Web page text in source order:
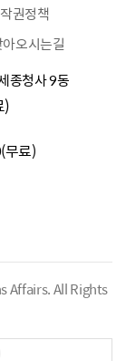
권정책
아오시는길
종청사 9동
)
무료)
Affairs.All Rights